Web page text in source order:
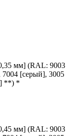
мм] (RAL: 9003
[серый], 3005
**) *
мм] (RAL: 9003